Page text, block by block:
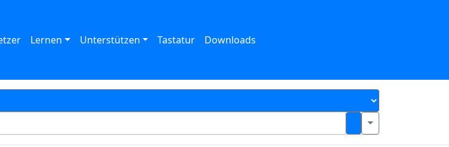
Lernen Unterstützen Tastatur Downloads